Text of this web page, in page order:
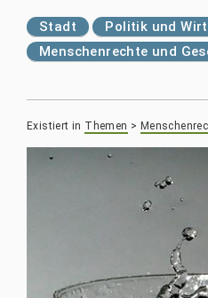
Stadt
Politik und
Menschenrechte und
Existiert in Themen >